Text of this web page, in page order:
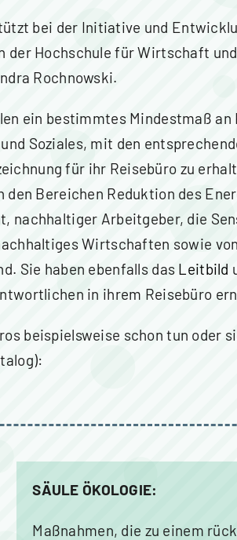
bei der Initiative und
der Hochschule für Wirtschaft
Rochnowski.
ein bestimmtes Mindestmaß an
Soziales, mit den
für ihr Reisebüro zu
Bereichen Reduktion des
nachhaltiger Arbeitgeber, die
Wirtschaften sowie
Sie haben ebenfalls das Leitbild
in ihrem Reisebüro
beispielsweise schon tun oder
SÄULE ÖKOLOGIE:
Maßnahmen, die zu einem